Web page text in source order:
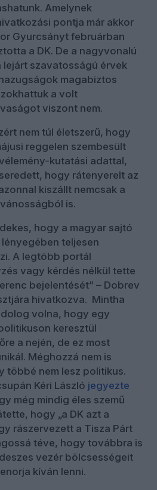
Amelynek
pontja már akkor
Gyurcsányt februárban
a DK. De a nagyvonalú
szavatosságú érvek
magabiztos
a volt
viszont nem.
nem túl életszerű, hogy
reggelen szembesült
kutatási adattal,
hogy rátenyerelt az
kiszállt nemcsak a
is.
hogy a magyar sajtó
teljesen
A legtöbb portál
vagy kérdés nélkül tette
bejelentését” – Dobrev
hivatkozva. Mintha
volna, hogy egy
keresztül
a nején, de ez most
Méghozzá nem is
többé nem lesz politikus.
Kéri László jegyezte
még mindig éles szemű
hogy „a DK azt a
rászervezett a Tisza Párt
téve, hogy továbbra is
vezér bölcsességeit
kíván lenni.